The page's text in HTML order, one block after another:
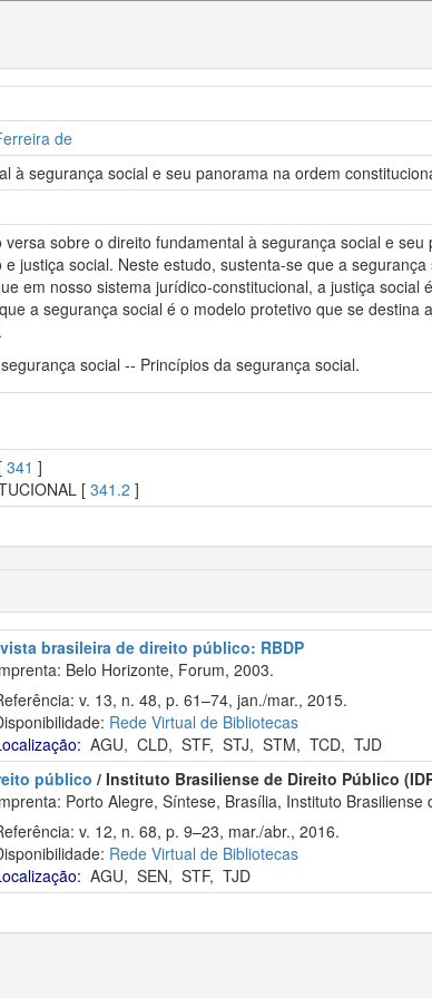
de
à segurança social e seu panorama na ordem
versa sobre o direito fundamental à segurança social e
justiça social. Neste estudo, sustenta-se que a
em nosso sistema jurídico-constitucional, a justiça
a segurança social é o modelo protetivo que se
social -- Princípios da segurança social.
341 ]
[ 341.2 ]
brasileira de direito público: RBDP
Belo Horizonte, Forum, 2003.
v. 13, n. 48, p. 61–74, jan./mar., 2015.
Rede Virtual de Bibliotecas
AGU, CLD, STF, STJ, STM, TCD, TJD
público / Instituto Brasiliense de Direito Público
Porto Alegre, Síntese, Brasília, Instituto
v. 12, n. 68, p. 9–23, mar./abr., 2016.
Rede Virtual de Bibliotecas
AGU, SEN, STF, TJD